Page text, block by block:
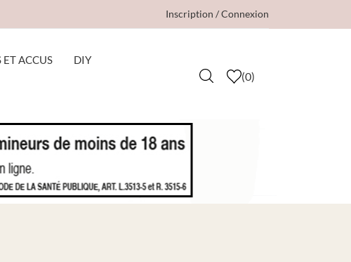
Inscription / Connexion
ET ACCUS DIY
(0)